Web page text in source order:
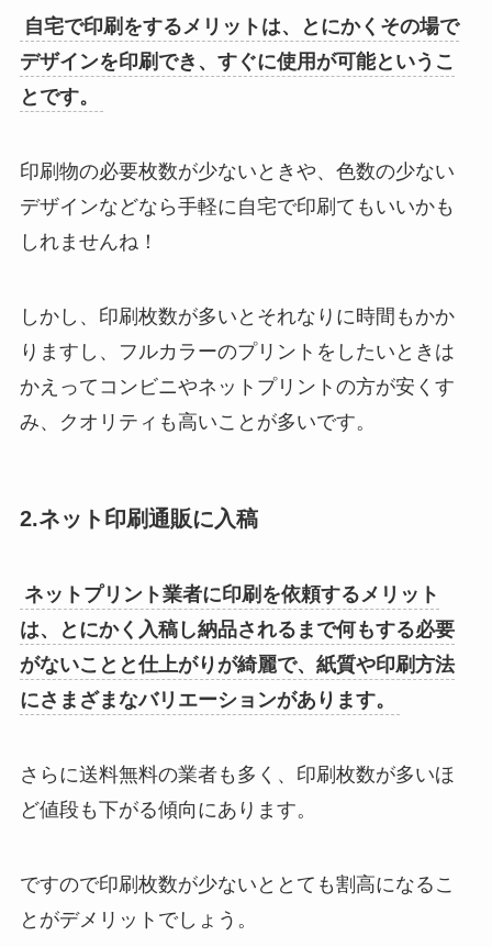
自宅で印刷をするメリットは、とにかくその場で
デザインを印刷でき、すぐに使用が可能というこ
とです。
印刷物の必要枚数が少ないときや、色数の少ない
デザインなどなら手軽に自宅で印刷てもいいかも
しれませんね！
しかし、印刷枚数が多いとそれなりに時間もかか
りますし、フルカラーのプリントをしたいときは
かえってコンビニやネットプリントの方が安くす
み、クオリティも高いことが多いです。
2.ネット印刷通販に入稿
ネットプリント業者に印刷を依頼するメリット
は、とにかく入稿し納品されるまで何もする必要
がないことと仕上がりが綺麗で、紙質や印刷方法
にさまざまなバリエーションがあります。
さらに送料無料の業者も多く、印刷枚数が多いほ
ど値段も下がる傾向にあります。
ですので印刷枚数が少ないととても割高になるこ
とがデメリットでしょう。